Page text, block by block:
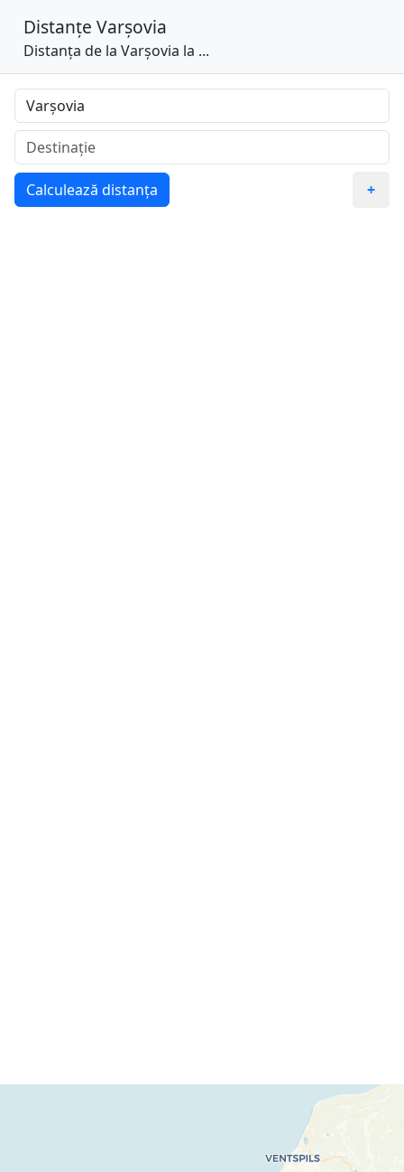
Distanțe Varşovia
Distanța de la Varşovia la ...
Calculează distanța +